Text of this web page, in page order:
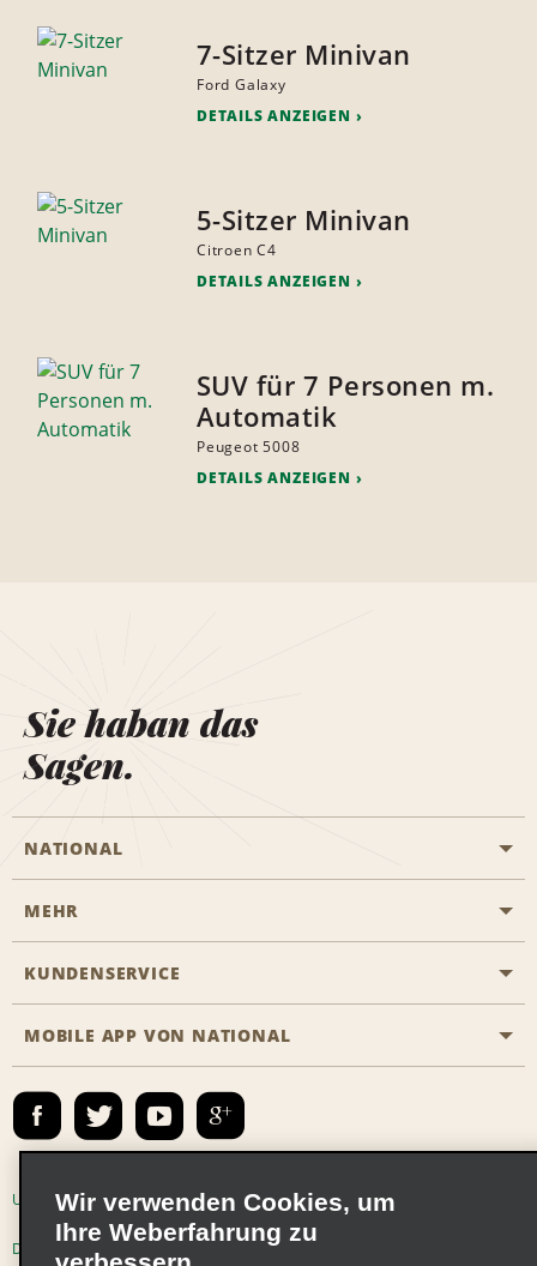
7-Sitzer Minivan
Ford Galaxy
DETAILS ANZEIGEN
5-Sitzer Minivan
Citroen C4
DETAILS ANZEIGEN
SUV für 7 Personen m.
Automatik
Peugeot 5008
DETAILS ANZEIGEN
Sie haban das
Sagen.
NATIONAL
Eine Reservierung vornehmen
Das Business Rental Programm
Emerald Club Anmelden
MEHR
Karriere
KUNDENSERVICE
Barrierefreiheit
Kontakt
E-Mail anmelden
MOBILE APP VON NATIONAL
Unternehmensinformationen Nutzungsbedingungen
Datenschutzrichtlinie Cookie-Richtlinie
Wir verwenden Cookies, um
Ihre Weberfahrung zu